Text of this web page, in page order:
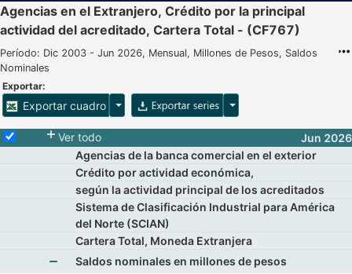
Agencias en el Extranjero, Crédito por la principal
actividad del acreditado, Cartera Total - (CF767)
Período: Dic 2003 - Jun 2026, Mensual, Millones de Pesos, Saldos
Nominales
Exportar:
Exportar cuadro Opciones para exportar cuadroOpciones para exportar
Selecciona o desmarca todas las series
Ver todo
Jun 2026
Agencias de la banca comercial en el exterior
Crédito por actividad económica,
según la actividad principal de los acreditados
Sistema de Clasificación Industrial para América
del Norte (SCIAN)
Cartera Total, Moneda Extranjera
Saldos nominales en millones de pesos